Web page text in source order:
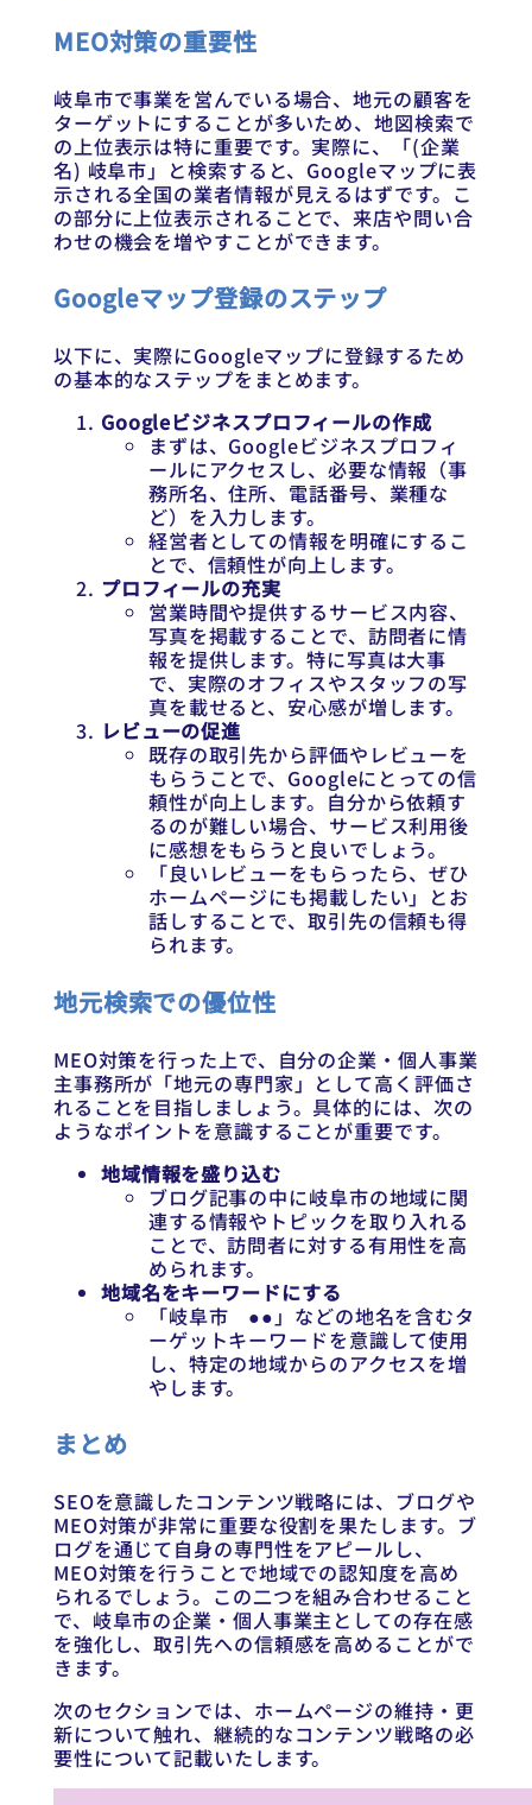
MEO対策の重要性
岐阜市で事業を営んでいる場合、地元の顧客を
ターゲットにすることが多いため、地図検索で
の上位表示は特に重要です。実際に、「(企業
名) 岐阜市」と検索すると、Googleマップに表
示される全国の業者情報が見えるはずです。こ
の部分に上位表示されることで、来店や問い合
わせの機会を増やすことができます。
Googleマップ登録のステップ
以下に、実際にGoogleマップに登録するため
の基本的なステップをまとめます。
Googleビジネスプロフィールの作成
まずは、Googleビジネスプロフィ
ールにアクセスし、必要な情報（事
務所名、住所、電話番号、業種な
ど）を入力します。
経営者としての情報を明確にするこ
とで、信頼性が向上します。
プロフィールの充実
営業時間や提供するサービス内容、
写真を掲載することで、訪問者に情
報を提供します。特に写真は大事
で、実際のオフィスやスタッフの写
真を載せると、安心感が増します。
レビューの促進
既存の取引先から評価やレビューを
もらうことで、Googleにとっての信
頼性が向上します。自分から依頼す
るのが難しい場合、サービス利用後
に感想をもらうと良いでしょう。
「良いレビューをもらったら、ぜひ
ホームページにも掲載したい」とお
話しすることで、取引先の信頼も得
られます。
地元検索での優位性
MEO対策を行った上で、自分の企業・個人事業
主事務所が「地元の専門家」として高く評価さ
れることを目指しましょう。具体的には、次の
ようなポイントを意識することが重要です。
地域情報を盛り込む
ブログ記事の中に岐阜市の地域に関
連する情報やトピックを取り入れる
ことで、訪問者に対する有用性を高
められます。
地域名をキーワードにする
「岐阜市 ●●」などの地名を含むタ
ーゲットキーワードを意識して使用
し、特定の地域からのアクセスを増
やします。
まとめ
SEOを意識したコンテンツ戦略には、ブログや
MEO対策が非常に重要な役割を果たします。ブ
ログを通じて自身の専門性をアピールし、
MEO対策を行うことで地域での認知度を高め
られるでしょう。この二つを組み合わせること
で、岐阜市の企業・個人事業主としての存在感
を強化し、取引先への信頼感を高めることがで
きます。
次のセクションでは、ホームページの維持・更
新について触れ、継続的なコンテンツ戦略の必
要性について記載いたします。